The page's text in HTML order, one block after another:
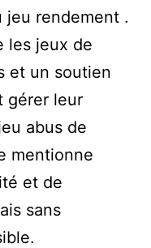
jeu rendement .
les jeux de
et un soutien
gérer leur
abus de
mentionne
et de
sans